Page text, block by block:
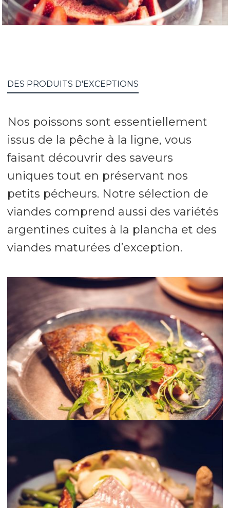
DES PRODUITS D'EXCEPTIONS
Nos poissons sont essentiellement
issus de la pêche à la ligne, vous
faisant découvrir des saveurs
uniques tout en préservant nos
petits pécheurs. Notre sélection de
viandes comprend aussi des variétés
argentines cuites à la plancha et des
viandes maturées d’exception.